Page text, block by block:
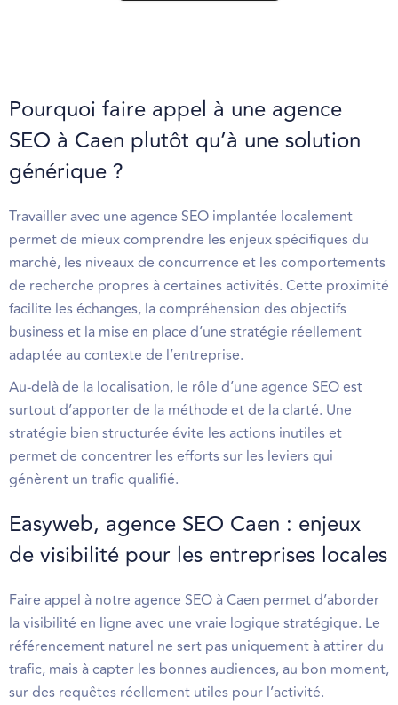
Pourquoi faire appel à une agence
SEO à Caen plutôt qu’à une solution
générique ?
Travailler avec une agence SEO implantée localement
permet de mieux comprendre les enjeux spécifiques du
marché, les niveaux de concurrence et les comportements
de recherche propres à certaines activités. Cette proximité
facilite les échanges, la compréhension des objectifs
business et la mise en place d’une stratégie réellement
adaptée au contexte de l’entreprise.
Au-delà de la localisation, le rôle d’une agence SEO est
surtout d’apporter de la méthode et de la clarté. Une
stratégie bien structurée évite les actions inutiles et
permet de concentrer les efforts sur les leviers qui
génèrent un trafic qualifié.
Easyweb, agence SEO Caen : enjeux
de visibilité pour les entreprises locales
Faire appel à notre agence SEO à Caen permet d’aborder
la visibilité en ligne avec une vraie logique stratégique. Le
référencement naturel ne sert pas uniquement à attirer du
trafic, mais à capter les bonnes audiences, au bon moment,
sur des requêtes réellement utiles pour l’activité.